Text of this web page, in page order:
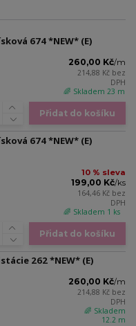
674 *NEW* (E)
260,00 Kč/m
214,88 Kč bez
DPH
🌈 Skladem 23 m
Přidat do košíku
674 *NEW* (E)
10 % sleva
199,00 Kč/ks
164,46 Kč bez
DPH
🌈 Skladem 1 ks
Přidat do košíku
262 *NEW* (E)
260,00 Kč/m
214,88 Kč bez
DPH
🌈 Skladem
12.2 m